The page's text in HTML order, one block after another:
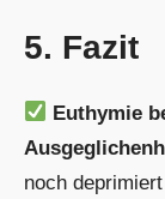
5. Fazit
Euthymie
noch deprimiert